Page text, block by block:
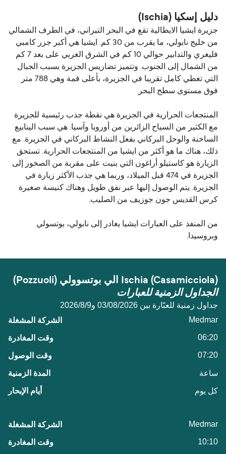
دليل إسكيا (Ischia)
جزيرة ايشيا الايطالية تقع في البحر التيراني، في الطرف الشمالي
من خليج نابولي، ما يقرب من 30 كم. ايشيا هي أكبر جزر كامبي
فليغري والتدابير حوالي 10 كم في الشرق الغربي على بعد 7 كم
من الشمال إلى الجنوب. وتتميز تضاريس الجزيرة بسبب الجبال
التي تغطي كامل تقريبا في الجزيرة، بأعلى قمة وهي 788 متر
فوق مستوى سطح البحر.
المنتجعات الحرارية في الجزيرة هي نقطة جذب رئيسية للجزيرة
مع الكثير من السياح الزائرين من أوروبا وآسيا. هي سبب الينابيع
الساخنة والوحل البركاني بفعل النشاط البركاني في الجزيرة. مع
ذلك، هناك ما هو أكثر من ايشيا من المنتجعات الحرارية. تستحق
الزيارة هو كاستيلو أراغون التي بنيت على مقربة من الصخور إلى
الجزيرة في 474 قبل الميلاد، وربما هي جذب الأكثر زيارة في
الجزيرة. يتم الوصول إليها عبر نفق طويل وهناك كنيسة صغيرة
كرس القديس جون جوزيف من الصليب.
من المنفذ على العبارات ايشيا يغادر إلى نابولي، بوتسولي
وبروسيدا.
Ischia (Casamicciola) الي بوتسوولي (Pozzuoli)
الجداول الزمنية للعبارات
جداول زمنية للعبّارة بين 03/08/2026 و9‏/8‏/2026
Medmar
06:20
07:20
ساعة
كل يوم
Medmar
10:10